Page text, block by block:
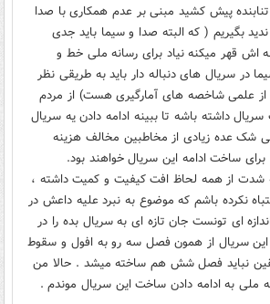
پیش کشید مبنی بر عدم همکاری با صدا
بگیریم ( که البته صدا و سیما باید جدی
اش قهر میکنه نیاد برای رسانه ملی خط و
در سریال های دنباله دار باید به طریقی نظر
علمی شاخصه های آمارگیری هست) از مردم
داشته باشه تا ببینه ادامه دادن یه سریال
شک عده زیادی از مخاطبین مخالف هزینه
ساخت ادامه این سریال خواهند بود.
شدت از همه لحاظ افت کیفیت و کمیت داشته ،
نکرده باشم که موضوع به نبرد علیه داعش در
ای تونست جان تازه ای به سریال بده را در
این سریال از همون فصل سه رو به افول و سقوط
نباید فصل شش هم ساخته میشد . حالا من
ملی به ادامه دادن ساخت این سریال موندم .